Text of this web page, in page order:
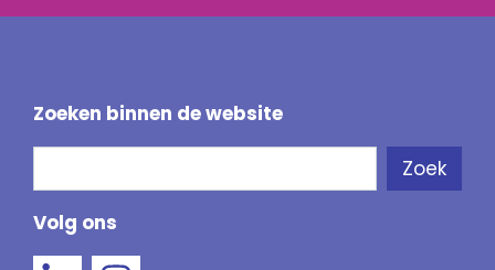
Zoeken binnen de website
Zoek
Volg ons